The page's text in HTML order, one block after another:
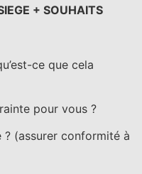
+ SOUHAITS
ce que cela
pour vous ?
? (assurer conformité à